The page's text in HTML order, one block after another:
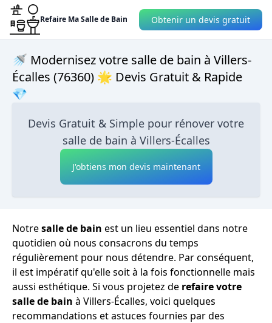
Refaire Ma Salle de Bain Obtenir un devis gratuit
🚿 Modernisez votre salle de bain à Villers-
Écalles (76360) 🌟 Devis Gratuit & Rapide
💎
Devis Gratuit & Simple pour rénover votre
salle de bain à Villers-Écalles
J'obtiens mon devis maintenant
Notresalle de bain est un lieu essentiel dans notre
quotidien où nous consacrons du temps
régulièrement pour nous détendre. Par conséquent,
il est impératif qu'elle soit à la fois fonctionnelle mais
aussi esthétique. Si vous projetez de refaire votre
salle de bain à Villers-Écalles, voici quelques
recommandations et astuces fournies par des